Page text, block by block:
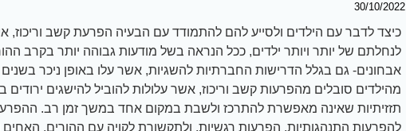
30/10/2022
לנחלתם של יותר ויותר ילדים, ככל הנראה בשל מודעות גבוהה יותר בקרב
מהילדים סובלים מהפרעות קשב וריכוז, אשר עלולות להוביל להישגים
תזזיתיות שאינה מאפשרת להתרכז ולשבת במקום אחד במשך זמן רב.
להפרעות התנהגותיות, הפרעות רגשיות, ולתקשורת לקויה עם ההורים, האחים